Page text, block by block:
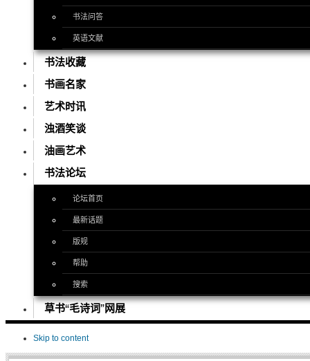
书法问答
英语文献
书法收藏
书画名家
艺术时讯
浊酒笑谈
油画艺术
书法论坛
论坛首页
最新话题
版规
帮助
搜索
草书“毛诗词”网展
Skip to content